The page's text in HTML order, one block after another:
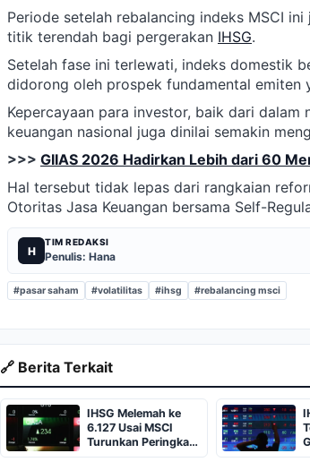
Periode setelah rebalancing indeks MSCI
titik terendah bagi pergerakan IHSG.
Setelah fase ini terlewati, indeks domestik
didorong oleh prospek fundamental emiten
Kepercayaan para investor, baik dari
keuangan nasional juga dinilai semakin
>>> GIIAS 2026 Hadirkan Lebih dari 60
Hal tersebut tidak lepas dari rangkaian
Otoritas Jasa Keuangan bersama Self-
H
TIM REDAKSI
Penulis: Hana
#pasar saham #volatilitas #ihsg #rebalancing msci
🔗 Berita Terkait
IHSG Melemah ke
6.127 Usai MSCI
Turunkan Peringkat
Transparansi Pasar